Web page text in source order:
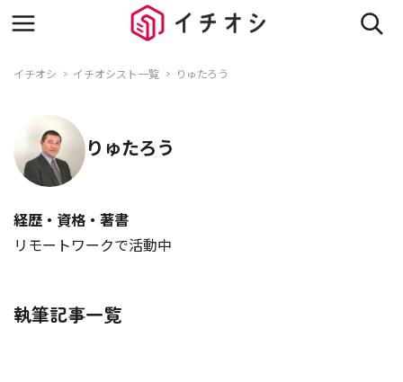
イチオシ イチオシスト一覧 りゅたろう
りゅたろう
経歴・資格・著書
リモートワークで活動中
執筆記事一覧